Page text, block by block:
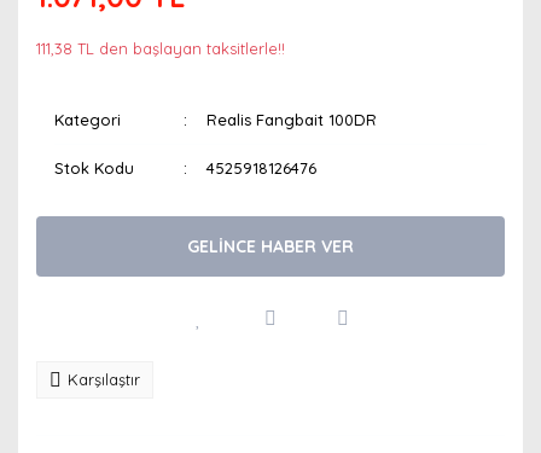
111,38 TL den başlayan taksitlerle!!
Kategori Realis Fangbait 100DR
Stok Kodu 4525918126476
GELİNCE HABER VER
Karşılaştır